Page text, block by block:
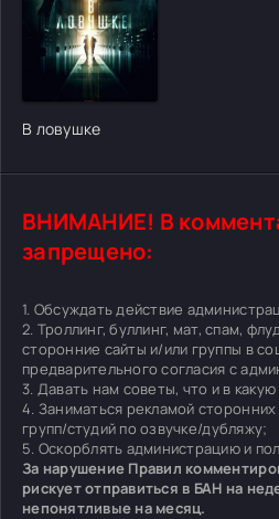
[/
В ловушке
ВНИМАНИЕ! В
запрещено:
1. Обсуждать действие
2. Троллинг, буллинг, мат, спам,
сторонние сайты и/или группы в
предварительного согласия с
3. Давать нам советы, что и в
4. Заниматься рекламой
групп/студий по озвучке/дубляжу;
5. Оскорблять администрацию и
За нарушение Правил
рискует отправиться в БАН на
непонятливые на месяц.